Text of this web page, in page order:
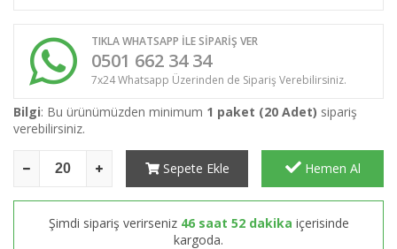
TIKLA WHATSAPP İLE SİPARİŞ VER
0501 662 34 34
7x24 Whatsapp Üzerinden de Sipariş Verebilirsiniz.
Bilgi: Bu ürünümüzden minimum 1 paket (20 Adet) sipariş
verebilirsiniz.
Sepete Ekle Hemen Al
Şimdi sipariş verirseniz 46 saat 52 dakika içerisinde
kargoda.